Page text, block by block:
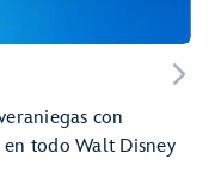
con
todo Walt Disney